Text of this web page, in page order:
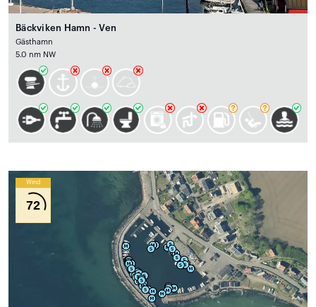
Bäckviken Hamn - Ven
Gästhamn
5.0 nm NW
Wind
72